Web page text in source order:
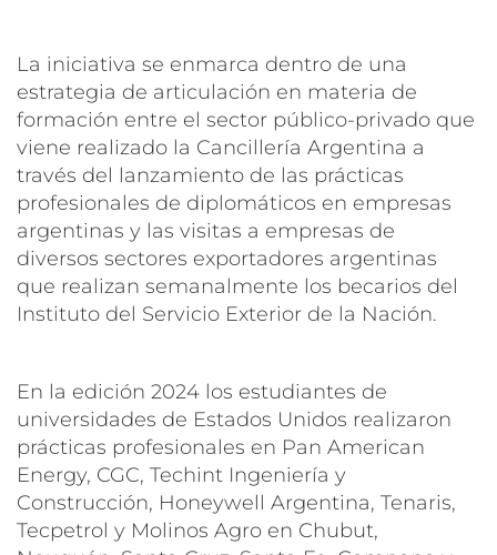
La iniciativa se enmarca dentro de una
estrategia de articulación en materia de
formación entre el sector público-privado que
viene realizado la Cancillería Argentina a
través del lanzamiento de las prácticas
profesionales de diplomáticos en empresas
argentinas y las visitas a empresas de
diversos sectores exportadores argentinas
que realizan semanalmente los becarios del
Instituto del Servicio Exterior de la Nación.
En la edición 2024 los estudiantes de
universidades de Estados Unidos realizaron
prácticas profesionales en Pan American
Energy, CGC, Techint Ingeniería y
Construcción, Honeywell Argentina, Tenaris,
Tecpetrol y Molinos Agro en Chubut,